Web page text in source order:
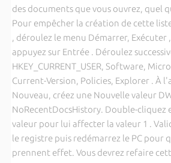
des documents que vous ouvrez, quel
Pour empêcher la création de cette
, déroulez le menu Démarrer, Exécuter
appuyez sur Entrée . Déroulez
HKEY_CURRENT_USER, Software,
Current-Version, Policies, Explorer . À
Nouveau, créez une Nouvelle valeur
NoRecentDocsHistory. Double-cliquez
valeur pour lui affecter la valeur 1 .
le registre puis redémarrez le PC pour
prennent effet. Vous devrez refaire